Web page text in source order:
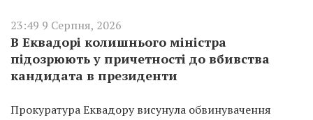
23:49 9 Серпня, 2026
В Еквадорі колишнього міністра
підозрюють у причетності до вбивства
кандидата в президенти
Прокуратура Еквадору висунула обвинувачення